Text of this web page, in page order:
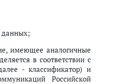
данных;
имеющее аналогичные
в соответствии с
- классификатор) и
Российской